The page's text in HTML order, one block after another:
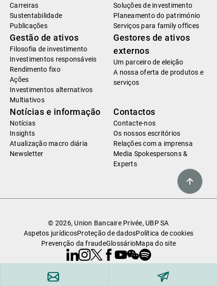
Carreiras
Sustentabilidade
Publicações
Soluções de investimento
Planeamento do património
Serviços para family offices
Gestão de ativos
Filosofia de investimento
Investimentos responsáveis
Rendimento fixo
Ações
Investimentos alternativos
Multiativos
Gestores de ativos
externos
Um parceiro de eleição
A nossa oferta de produtos e
serviços
Notícias e informação
Notícias
Insights
Atualização macro diária
Newsletter
Contactos
Contacte-nos
Os nossos escritórios
Relações com a imprensa
Media Spokespersons &
Experts
© 2026, Union Bancaire Privée, UBP SA
Aspetos jurídicosProteção de dadosPolítica de cookies
Prevenção da fraudeGlossárioMapa do site
Linkedin
Instagram
X Facebook
Youtube
WeChat
Spotify